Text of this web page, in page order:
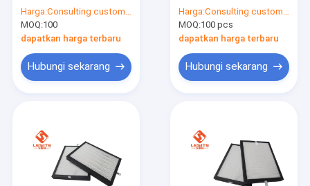
Harga:Consulting customer service
MOQ:100
dapatkan harga terbaru
Hubungi sekarang
Bingkai Aluminium
Harga:Consulting customer service
MOQ:100 pcs
dapatkan harga terbaru
Hubungi sekarang